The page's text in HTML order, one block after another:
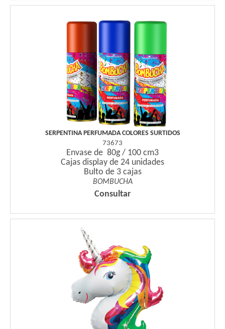
SERPENTINA PERFUMADA COLORES SURTIDOS
73673
Envase de 80g / 100 cm3
Cajas display de 24 unidades
Bulto de 3 cajas
BOMBUCHA
Consultar